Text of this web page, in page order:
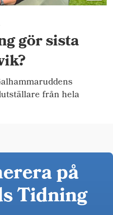
gör sista
från hela
på
Tidning